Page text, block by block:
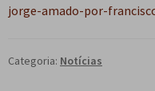
jorge-amado-por-
Categoria: Notícias